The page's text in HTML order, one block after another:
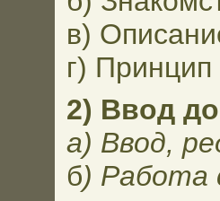
в)
г)
2) Ввод
а) Ввод,
б) Работа